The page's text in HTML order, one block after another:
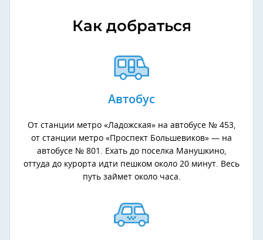
Как добраться
Автобус
От станции метро «Ладожская» на автобусе № 453,
от станции метро «Проспект Большевиков» — на
автобусе № 801. Ехать до поселка Манушкино,
оттуда до курорта идти пешком около 20 минут. Весь
путь займет около часа.